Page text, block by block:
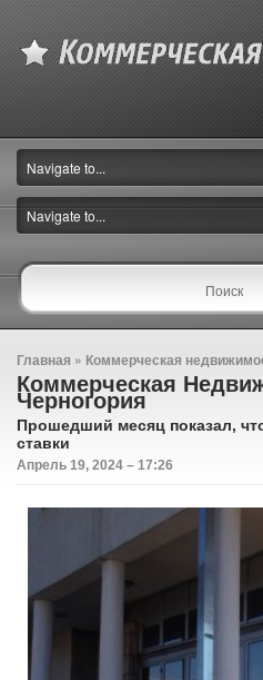
Главная » Коммерческая
Коммерческая
Черногория
Прошедший месяц показал,
ставки
Апрель 19, 2024 – 17:26